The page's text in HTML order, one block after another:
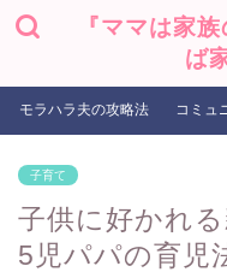
『ママは家
ば
モラハラ夫の攻略法 コミュ
子育て
子供に好かれ
5児パパの育児